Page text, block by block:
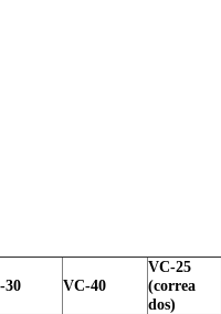
30 VC-40
VC-25
(correa
dos)